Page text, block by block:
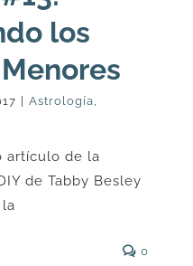
los
| Astrología
artículo de la
de Tabby Besley
0